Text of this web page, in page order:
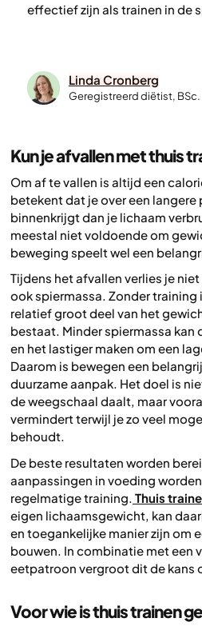
effectief zijn als trainen in de
Linda Cronberg
Geregistreerd diëtist,
Kun je afvallen met thuis
Om af te vallen is altijd een
betekent dat je over een
binnenkrijgt dan je lichaam
meestal niet voldoende om
beweging speelt wel een
Tijdens het afvallen verlies je
ook spiermassa. Zonder training
relatief groot deel van het
bestaat. Minder spiermassa kan
en het lastiger maken om een
Daarom is bewegen een
duurzame aanpak. Het doel is
de weegschaal daalt, maar
vermindert terwijl je zo veel
behoudt.
De beste resultaten worden
aanpassingen in voeding
regelmatige training. Thuis
eigen lichaamsgewicht, kan
en toegankelijke manier zijn om
bouwen. In combinatie met een
eetpatroon vergroot dit de kans
Voor wie is thuis trainen